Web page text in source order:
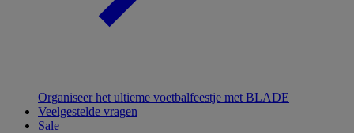
Organiseer het ultieme voetbalfeestje met BLADE
Veelgestelde vragen
Sale